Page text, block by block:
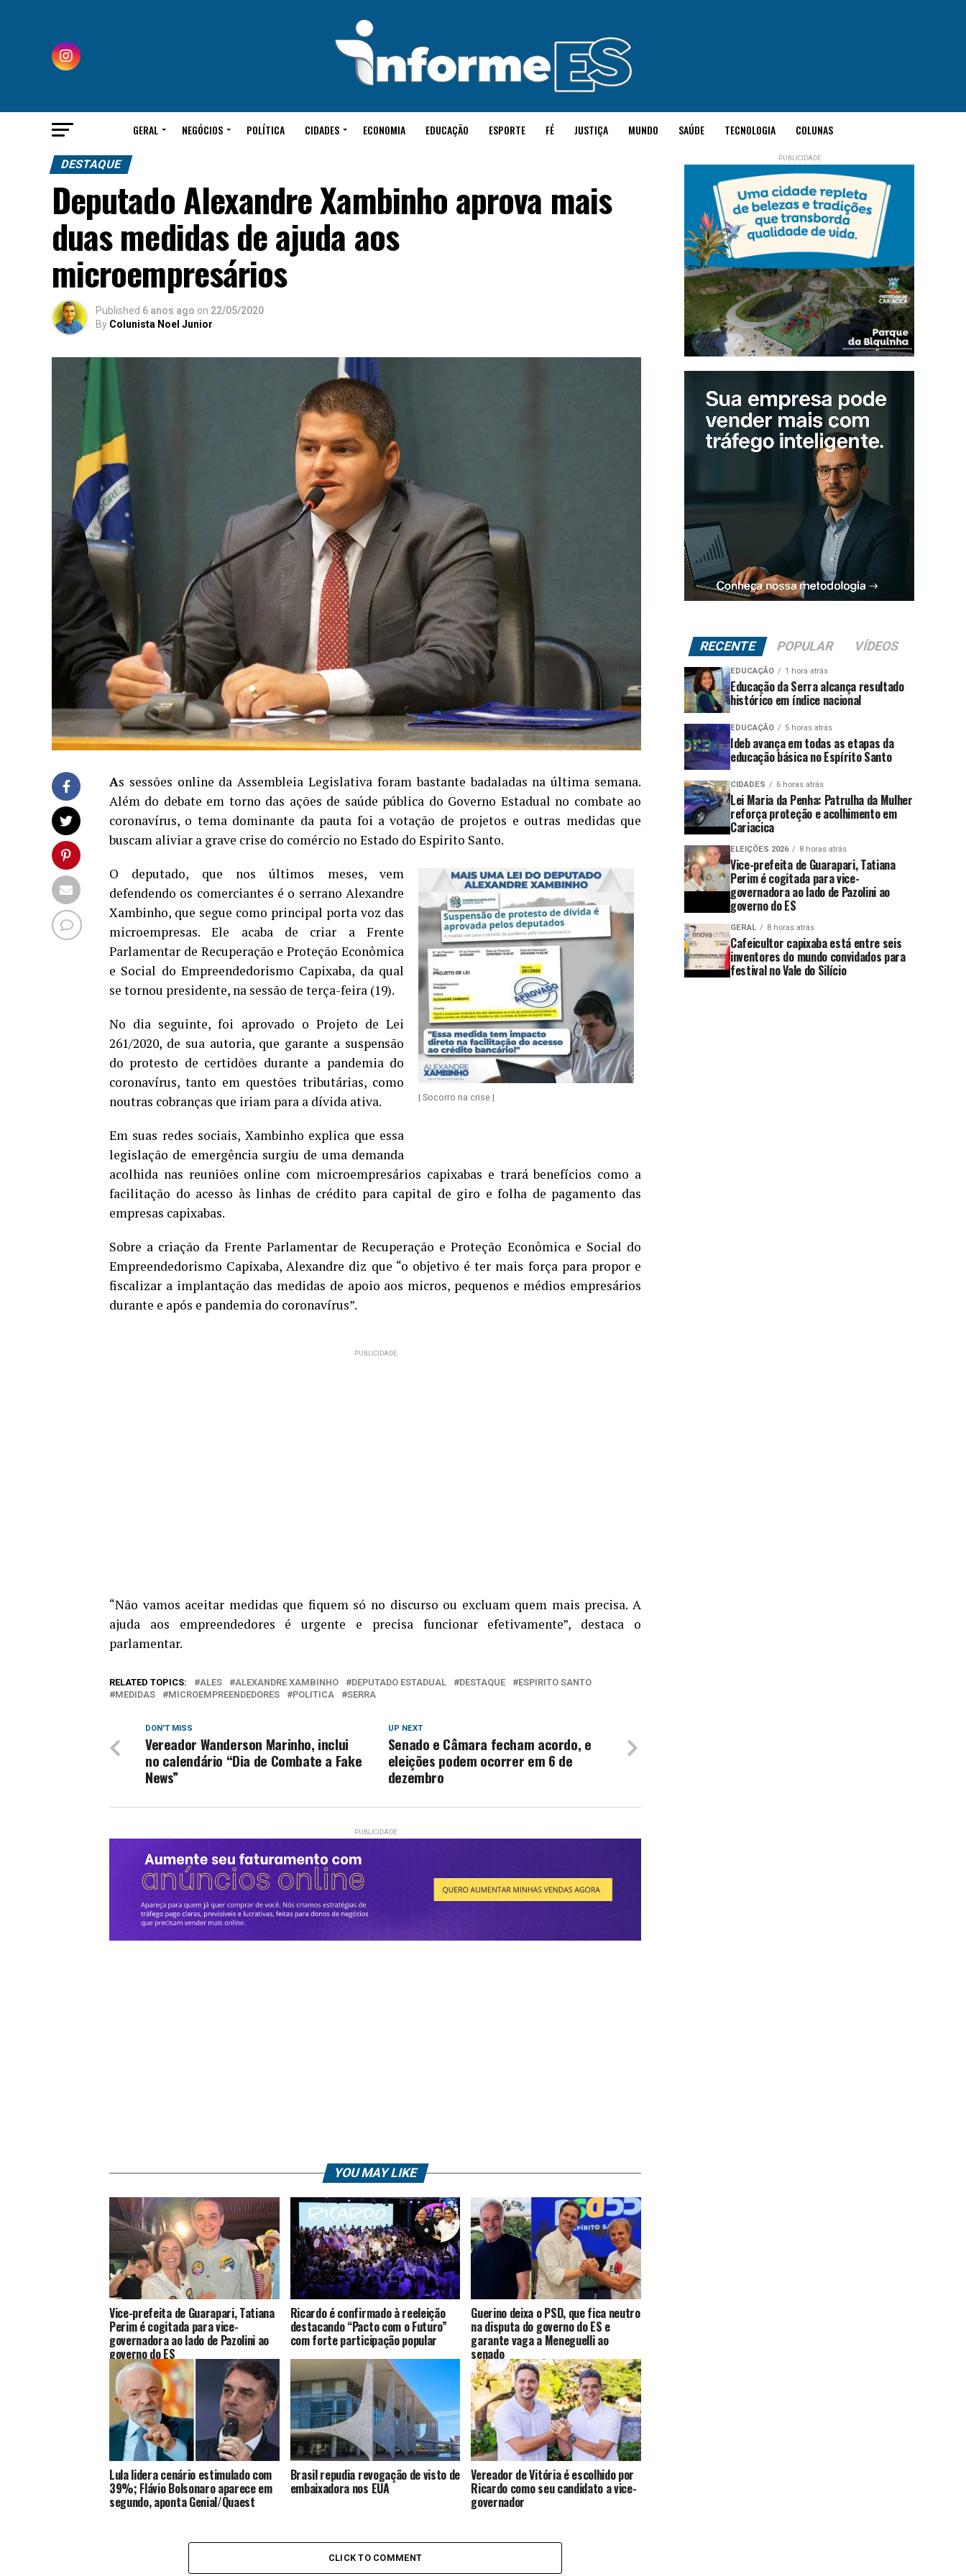
GERAL NEGÓCIOS POLÍTICA CIDADES ECONOMIA EDUCAÇÃO ESPORTE FÉ JUSTIÇA MUNDO SAÚDE TECNOLOGIA COLUNAS
DESTAQUE
Deputado Alexandre Xambinho aprova mais
duas medidas de ajuda aos
microempresários
Published 6 anos ago on 22/05/2020
By Colunista Noel Junior
As sessões online da Assembleia Legislativa foram bastante badaladas na última semana.
Além do debate em torno das ações de saúde pública do Governo Estadual no combate ao
coronavírus, o tema dominante da pauta foi a votação de projetos e outras medidas que
buscam aliviar a grave crise do comércio no Estado do Espirito Santo.
| Socorro na crise |
O deputado, que nos últimos meses, vem
defendendo os comerciantes é o serrano Alexandre
Xambinho, que segue como principal porta voz das
microempresas. Ele acaba de criar a Frente
Parlamentar de Recuperação e Proteção Econômica
e Social do Empreendedorismo Capixaba, da qual
se tornou presidente, na sessão de terça-feira (19).
No dia seguinte, foi aprovado o Projeto de Lei
261/2020, de sua autoria, que garante a suspensão
do protesto de certidões durante a pandemia do
coronavírus, tanto em questões tributárias, como
noutras cobranças que iriam para a dívida ativa.
Em suas redes sociais, Xambinho explica que essa
legislação de emergência surgiu de uma demanda
acolhida nas reuniões online com microempresários capixabas e trará benefícios como a
facilitação do acesso às linhas de crédito para capital de giro e folha de pagamento das
empresas capixabas.
Sobre a criação da Frente Parlamentar de Recuperação e Proteção Econômica e Social do
Empreendedorismo Capixaba, Alexandre diz que “o objetivo é ter mais força para propor e
fiscalizar a implantação das medidas de apoio aos micros, pequenos e médios empresários
durante e após e pandemia do coronavírus”.
“Não vamos aceitar medidas que fiquem só no discurso ou excluam quem mais precisa. A
ajuda aos empreendedores é urgente e precisa funcionar efetivamente”, destaca o
parlamentar.
RELATED TOPICS: ALES ALEXANDRE XAMBINHO DEPUTADO ESTADUAL DESTAQUE
ESPIRITO SANTO
MEDIDAS
MICROEMPREENDEDORES POLITICA SERRA
UP NEXT
Senado e Câmara fecham acordo, e
eleições podem ocorrer em 6 de
dezembro
DON'T MISS
Vereador Wanderson Marinho, inclui
no calendário “Dia de Combate a Fake
News”
YOU MAY LIKE
Vice-prefeita de Guarapari, Tatiana
Perim é cogitada para vice-
governadora ao lado de Pazolini ao
governo do ES
Ricardo é confirmado à reeleição
destacando “Pacto com o Futuro”
com forte participação popular
Guerino deixa o PSD, que fica neutro
na disputa do governo do ES e
garante vaga a Meneguelli ao
senado
Lula lidera cenário estimulado com
39%; Flávio Bolsonaro aparece em
segundo, aponta Genial/Quaest
Brasil repudia revogação de visto de
embaixadora nos EUA
Vereador de Vitória é escolhido por
Ricardo como seu candidato a vice-
governador
CLICK TO COMMENT
RECENTE POPULAR VÍDEOS
EDUCAÇÃO 1 hora atrás
Educação da Serra alcança resultado
histórico em índice nacional
EDUCAÇÃO 5 horas atrás
Ideb avança em todas as etapas da
educação básica no Espírito Santo
CIDADES 6 horas atrás
Lei Maria da Penha: Patrulha da Mulher
reforça proteção e acolhimento em
Cariacica
ELEIÇÕES 2026 8 horas atrás
Vice-prefeita de Guarapari, Tatiana
Perim é cogitada para vice-
governadora ao lado de Pazolini ao
governo do ES
GERAL 8 horas atrás
Cafeicultor capixaba está entre seis
inventores do mundo convidados para
festival no Vale do Silício